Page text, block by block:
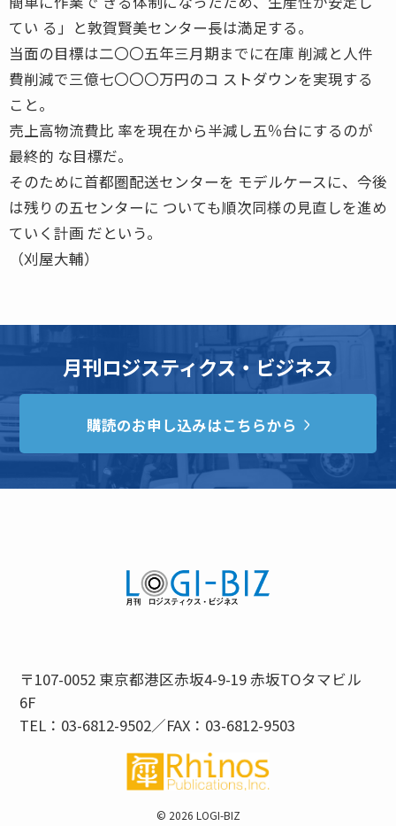
てい る」と敦賀賢美センター長は満足する。
当面の目標は二〇〇五年三月期までに在庫 削減と人件
費削減で三億七〇〇〇万円のコ ストダウンを実現する
こと。
売上高物流費比 率を現在から半減し五％台にするのが
最終的 な目標だ。
そのために首都圏配送センターを モデルケースに、今後
は残りの五センターに ついても順次同様の見直しを進め
ていく計画 だという。
（刈屋大輔）
月刊ロジスティクス・ビジネス
購読のお申し込みはこちらから
〒107-0052 東京都港区赤坂4-9-19 赤坂TOタマビル
6F
TEL：03-6812-9502／FAX：03-6812-9503
© 2026 LOGI-BIZ